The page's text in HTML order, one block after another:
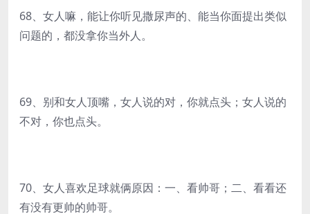
68、女人嘛，能让你听见撒尿声的、能当你面提出类似
问题的，都没拿你当外人。
69、别和女人顶嘴，女人说的对，你就点头；女人说的
不对，你也点头。
70、女人喜欢足球就俩原因：一、看帅哥；二、看看还
有没有更帅的帅哥。